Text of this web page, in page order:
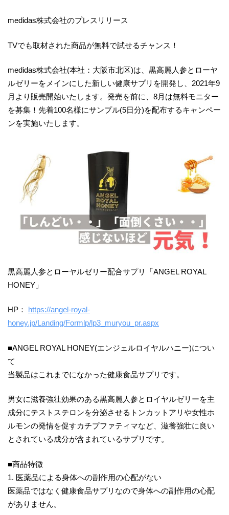
medidas株式会社のプレスリリース
TVでも取材された商品が無料で試せるチャンス！
medidas株式会社(本社：大阪市北区)は、黒高麗人参とローヤ
ルゼリーをメインにした新しい健康サプリを開発し、2021年9
月より販売開始いたします。発売を前に、8月は無料モニター
を募集！先着100名様にサンプル(5日分)を配布するキャンペー
ンを実施いたします。
黒高麗人参とローヤルゼリー配合サプリ「ANGEL ROYAL
HONEY」
HP： https://angel-royal-
honey.jp/Landing/Formlp/lp3_muryou_pr.aspx
■ANGEL ROYAL HONEY(エンジェルロイヤルハニー)につい
て
当製品はこれまでになかった健康食品サプリです。
男女に滋養強壮効果のある黒高麗人参とロイヤルゼリーを主
成分にテストステロンを分泌させるトンカットアリや女性ホ
ルモンの発情を促すカチプファティマなど、滋養強壮に良い
とされている成分が含まれているサプリです。
■商品特徴
1. 医薬品による身体への副作用の心配がない
医薬品ではなく健康食品サプリなので身体への副作用の心配
がありません。